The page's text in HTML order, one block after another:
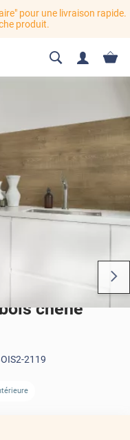
pour une livraison rapide.
produit.
chêne
2119